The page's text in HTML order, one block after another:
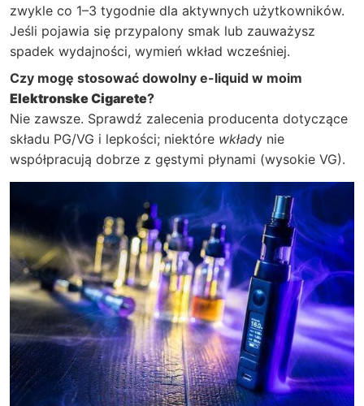
zwykle co 1–3 tygodnie dla aktywnych użytkowników.
Jeśli pojawia się przypalony smak lub zauważysz
spadek wydajności, wymień wkład wcześniej.
Czy mogę stosować dowolny e-liquid w moim
Elektronske Cigarete?
Nie zawsze. Sprawdź zalecenia producenta dotyczące
składu PG/VG i lepkości; niektóre wkłady nie
współpracują dobrze z gęstymi płynami (wysokie VG).